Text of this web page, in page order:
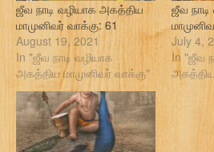
ஜீவ நாடி வழியாக அகத்திய
மாமுனிவர் வாக்கு: 61
August 19, 2021
In "ஜீவ நாடி வழியாக
அகத்திய மாமுனிவர் வாக்கு"
ஜீவ
July 4,
In "ஜீவ
அகத்திய